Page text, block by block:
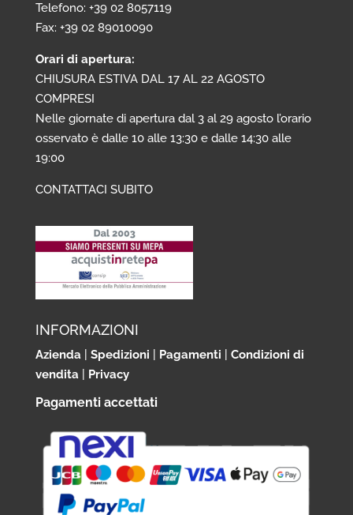
Telefono: +39 02 8057119
Fax: +39 02 89010090
Orari di apertura:
CHIUSURA ESTIVA DAL 17 AL 22 AGOSTO
COMPRESI
Nelle giornate di apertura dal 3 al 29 agosto l’orario
osservato è dalle 10 alle 13:30 e dalle 14:30 alle
19:00
CONTATTACI SUBITO
INFORMAZIONI
Azienda| Spedizioni Pagamenti
Condizioni di
vendita| Privacy
Pagamenti accettati